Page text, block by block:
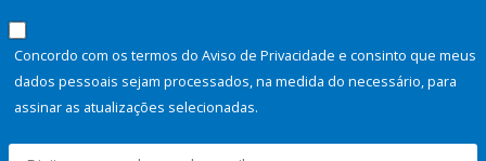
Concordo com os termos do Aviso de Privacidade e consinto que meus
dados pessoais sejam processados, na medida do necessário, para
assinar as atualizações selecionadas.